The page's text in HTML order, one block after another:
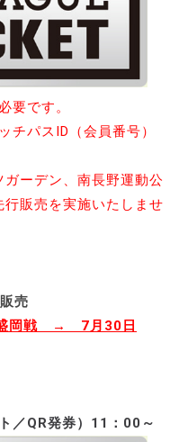
要です。
チパスID（会員番号）
ガーデン、南長野運動公
販売を実施いたしませ
売
盛岡戦 → 7月30日
／QR発券） 11：00～